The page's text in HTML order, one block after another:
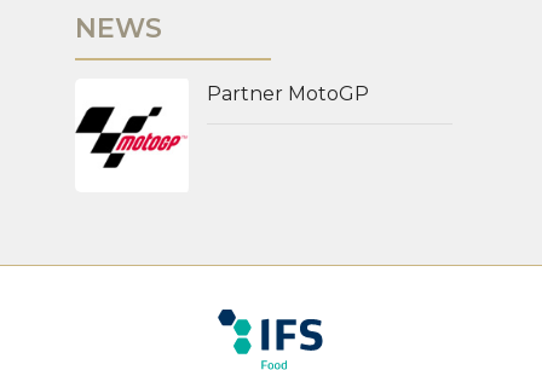
NEWS
Partner MotoGP